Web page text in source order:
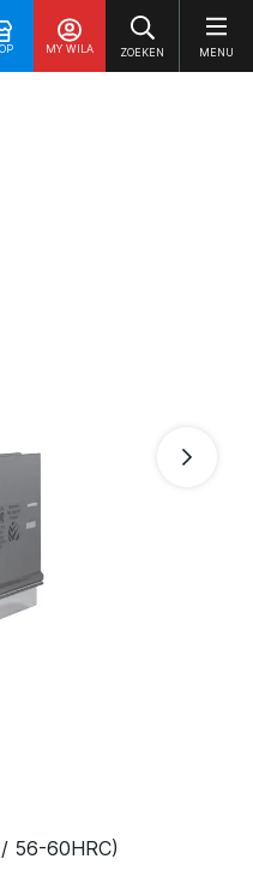
MY WILA ZOEKEN MENU
56-60HRC)